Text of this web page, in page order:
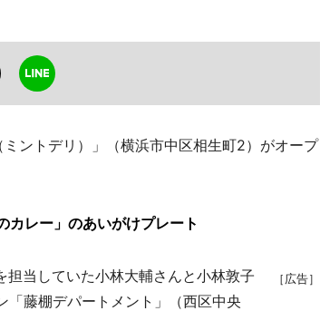
ントデリ）」（横浜市中区相生町2）がオープ
カレー」のあいがけプレート
［広告］
当していた小林大輔さんと小林敦子
藤棚デパートメント」（西区中央